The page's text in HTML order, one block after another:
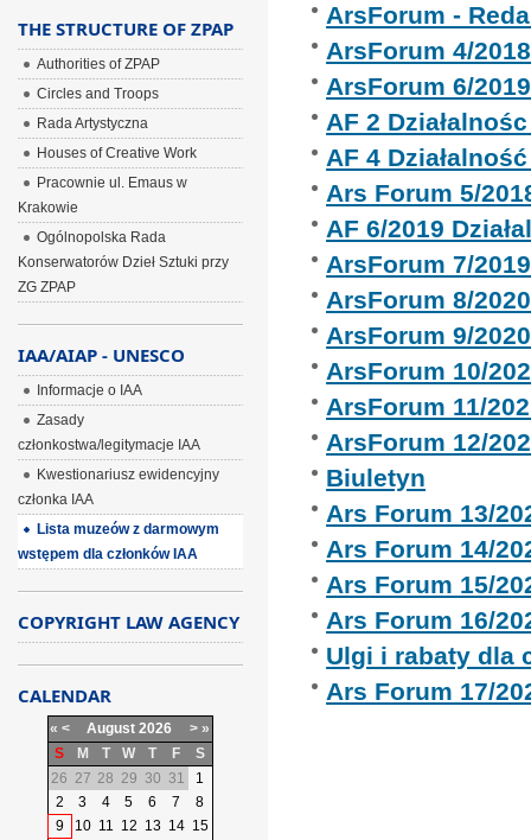
ArsForum -
ArsForum 4/2018
ArsForum 6/2019
AF 2
AF 4
Ars Forum 5/
AF 6/2019
ArsForum 7/2019
ArsForum 8/2020
ArsForum 9/2020
ArsForum 10/
ArsForum 11/
ArsForum 12/
Biuletyn
Ars Forum 13/
Ars Forum 14/
Ars Forum 15/
Ars Forum 16/
Ulgi i rabaty dla
Ars Forum 17/
THE STRUCTURE OF ZPAP
Authorities of ZPAP
Circles and Troops
Rada Artystyczna
Houses of Creative Work
Pracownie ul. Emaus w
Krakowie
Ogólnopolska Rada
Konserwatorów Dzieł Sztuki przy
ZG ZPAP
IAA/AIAP - UNESCO
Informacje o IAA
Zasady
członkostwa/legitymacje IAA
Kwestionariusz ewidencyjny
członka IAA
Lista muzeów z darmowym
wstępem dla członków IAA
COPYRIGHT LAW AGENCY
CALENDAR
« < August 2026 > »
S
M T W T F
S
26 27 28 29 30 31
1
2
3 4 5 6 7
8
9
10 11 12 13 14 15